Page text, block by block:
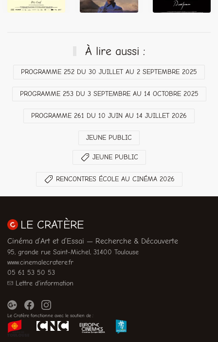
À lire aussi :
PROGRAMME 252 DU 30 JUILLET AU 2 SEPTEMBRE 2025
PROGRAMME 253 DU 3 SEPTEMBRE AU 14 OCTOBRE 2025
PROGRAMME 261 DU 10 JUIN AU 14 JUILLET 2026
JEUNE PUBLIC
JEUNE PUBLIC
RENCONTRES ÉCOLE AU CINÉMA 2026
LE CRATÈRE
Cinéma d’Art et d’Essai — Recherche & Découverte
95, grande rue Saint-Michel, 31400 Toulouse
www.cinemalecratere.fr
05 61 53 50 53
Lettre d'information
Le Cratère fonctionne avec le soutien de :